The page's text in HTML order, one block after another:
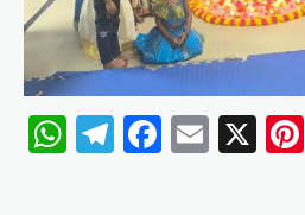
WhatsApp
Telegram
Facebook
Email
X